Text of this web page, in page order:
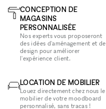
CONCEPTION DE
MAGASINS
PERSONNALISÉE
Nos experts vous proposeront
des idées d'aménagement et de
design pour améliorer
l'expérience client.
LOCATION DE MOBILIER
Louez directement chez nous le
mobilier de votre moodboard
personnalisé, sans tracas !